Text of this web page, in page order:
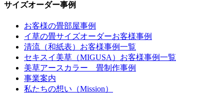
サイズオーダー事例
お客様の畳部屋事例
イ草の畳サイズオーダーお客様事例
清流（和紙表）お客様事例一覧
セキスイ美草（MIGUSA）お客様事例一覧
美草アースカラー 畳制作事例
事業案内
私たちの想い（Mission）